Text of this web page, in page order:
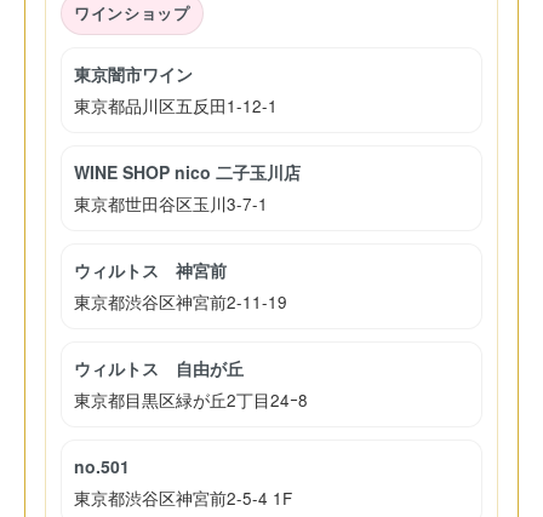
ワインショップ
東京闇市ワイン
東京都品川区五反田1-12-1
WINE SHOP nico 二子玉川店
東京都世田谷区玉川3-7-1
ウィルトス 神宮前
東京都渋谷区神宮前2-11-19
ウィルトス 自由が丘
東京都目黒区緑が丘2丁目24ｰ8
no.501
東京都渋谷区神宮前2-5-4 1F